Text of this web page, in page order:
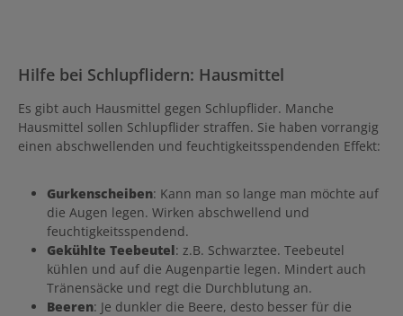
Hilfe bei Schlupflidern: Hausmittel
Es gibt auch Hausmittel gegen Schlupflider. Manche
Hausmittel sollen Schlupflider straffen. Sie haben vorrangig
einen abschwellenden und feuchtigkeitsspendenden Effekt:
Gurkenscheiben: Kann man so lange man möchte auf
die Augen legen. Wirken abschwellend und
feuchtigkeitsspendend.
Gekühlte Teebeutel: z.B. Schwarztee. Teebeutel
kühlen und auf die Augenpartie legen. Mindert auch
Tränensäcke und regt die Durchblutung an.
Beeren: Je dunkler die Beere, desto besser für die